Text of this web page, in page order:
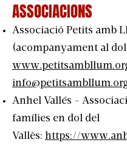
ASSOCIACIONS​
Associació Petits amb
(acompanyament al
Anhel Vallés -
famílies en dol del
Vallès: https://